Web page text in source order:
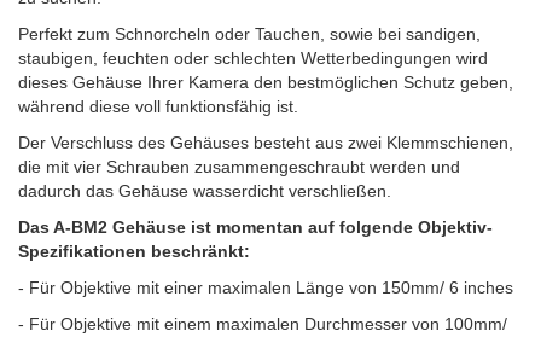
Perfekt zum Schnorcheln oder Tauchen, sowie bei sandigen,
staubigen, feuchten oder schlechten Wetterbedingungen wird
dieses Gehäuse Ihrer Kamera den bestmöglichen Schutz geben,
während diese voll funktionsfähig ist.
Der Verschluss des Gehäuses besteht aus zwei Klemmschienen,
die mit vier Schrauben zusammengeschraubt werden und
dadurch das Gehäuse wasserdicht verschließen.
Das A-BM2 Gehäuse ist momentan auf folgende Objektiv-
Spezifikationen beschränkt:
- Für Objektive mit einer maximalen Länge von 150mm/ 6 inches
- Für Objektive mit einem maximalen Durchmesser von 100mm/